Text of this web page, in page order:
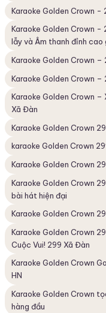
Karaoke Golden Crown -
Karaoke Golden Crown -
lẫy và Âm thanh đỉnh cao
Karaoke Golden Crown –
Karaoke Golden Crown
Karaoke Golden Crown –
Xã Đàn
Karaoke Golden Crown
karaoke Golden Crown
Karaoke Golden Crown
Karaoke Golden Crown
bài hát hiện đại
Karaoke Golden Crown
Karaoke Golden Crown
Cuộc Vui! 299 Xã Đàn
Karaoke Golden Crown
HN
Karaoke Golden Crown
hàng đầu